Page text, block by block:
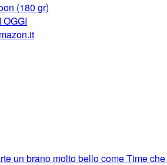
(180 gr)
OGGI
un brano molto bello come Time